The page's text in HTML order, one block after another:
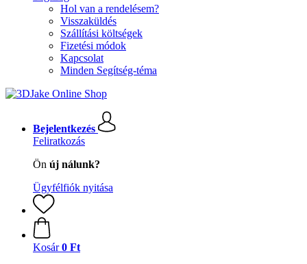
Hol van a rendelésem?
Visszaküldés
Szállítási költségek
Fizetési módok
Kapcsolat
Minden Segítség-téma
Bejelentkezés
Feliratkozás
Ön új nálunk?
Ügyfélfiók nyitása
Kosár 0 Ft